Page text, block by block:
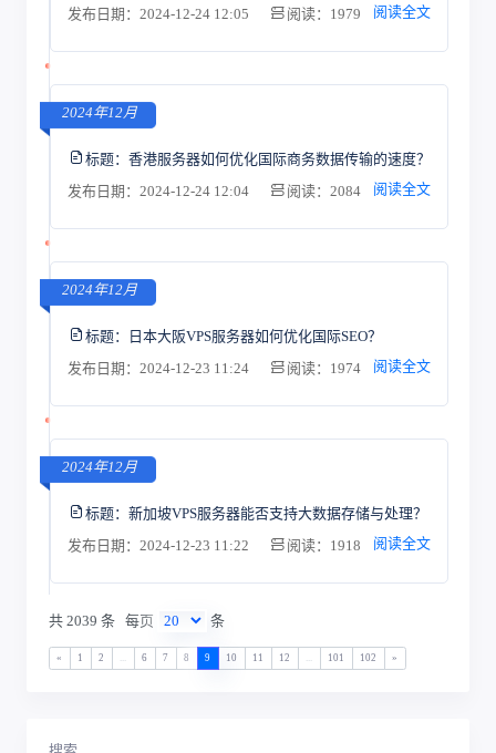
发布日期：2024-12-24 12:05
阅读：1979 阅读全文
2024年12月
标题： 香港服务器如何优化国际商务数据传输的速度？
发布日期：2024-12-24 12:04
阅读：2084 阅读全文
2024年12月
标题：
日本大阪VPS服务器如何优化国际SEO？
发布日期：2024-12-23 11:24
阅读：1974 阅读全文
2024年12月
标题： 新加坡VPS服务器能否支持大数据存储与处理？
发布日期：2024-12-23 11:22
阅读：1918 阅读全文
共 2039 条 每页 条
« 1 2 6 7 8 9 10 11 12 101 102 »